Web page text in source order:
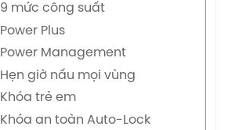
9 mức công suất
Power Plus
Power Management
Hẹn giờ nấu mọi vùng
Khóa trẻ em
Khóa an toàn Auto-Lock